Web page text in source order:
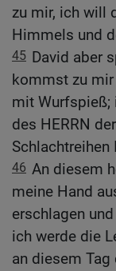
zu mir, ich will
Himmels und
45 David aber
kommst zu
mit Wurfspieß;
des HERRN
Schlachtreihen
46 An diesem
meine Hand
erschlagen
ich werde die
an diesem